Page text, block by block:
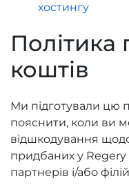
хостингу
коштів
Ми підготували цю
пояснити, коли ви
відшкодування
придбаних у Regery
партнерів і/або